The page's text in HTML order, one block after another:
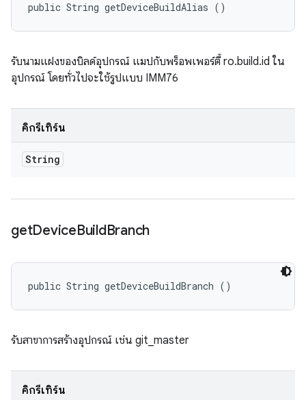
public String getDeviceBuildAlias ()
รับนามแฝงของบิลด์อุปกรณ์ แมปกับพร็อพเพอร์ตี้ ro.build.id ใน
อุปกรณ์ โดยทั่วไปจะใช้รูปแบบ IMM76
คิกรีเทิร์น
String
getDeviceBuildBranch
public String getDeviceBuildBranch ()
รับสาขาการสร้างอุปกรณ์ เช่น git_master
คิกรีเทิร์น